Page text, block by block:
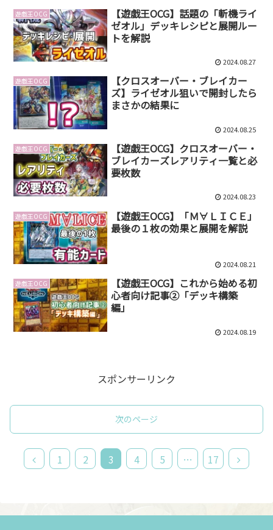
遊戯王OCG
【遊戯王OCG】話題の「斬機ライ
ゼオル」デッキレシピと展開ルー
トを解説
2024.08.27
遊戯王OCG
【クロスオーバー・ブレイカー
ズ】ライゼオル狙いで開封したら
まさかの結果に
2024.08.25
遊戯王OCG
【遊戯王OCG】クロスオーバー・
ブレイカーズレアリティ一覧と必
要枚数
2024.08.23
遊戯王OCG
【遊戯王OCG】「Ｍ∀ＬＩＣＥ」
最後の１枚の効果と展開を解説
2024.08.21
遊戯王OCG
【遊戯王OCG】これから始める初
心者向け記事②「デッキ構築
編」
2024.08.19
スポンサーリンク
次のページ
前
1 2 3 4 5 … 17
次